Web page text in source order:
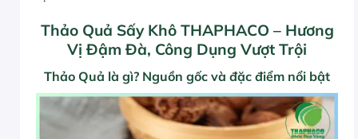
Thảo Quả Sấy Khô THAPHACO – Hương
Vị Đậm Đà, Công Dụng Vượt Trội
Thảo Quả là gì? Nguồn gốc và đặc điểm nổi bật